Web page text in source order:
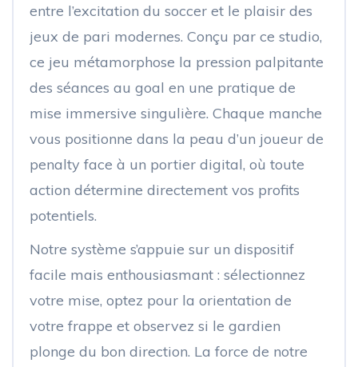
entre l’excitation du soccer et le plaisir des
jeux de pari modernes. Conçu par ce studio,
ce jeu métamorphose la pression palpitante
des séances au goal en une pratique de
mise immersive singulière. Chaque manche
vous positionne dans la peau d’un joueur de
penalty face à un portier digital, où toute
action détermine directement vos profits
potentiels.
Notre système s’appuie sur un dispositif
facile mais enthousiasmant : sélectionnez
votre mise, optez pour la orientation de
votre frappe et observez si le gardien
plonge du bon direction. La force de notre